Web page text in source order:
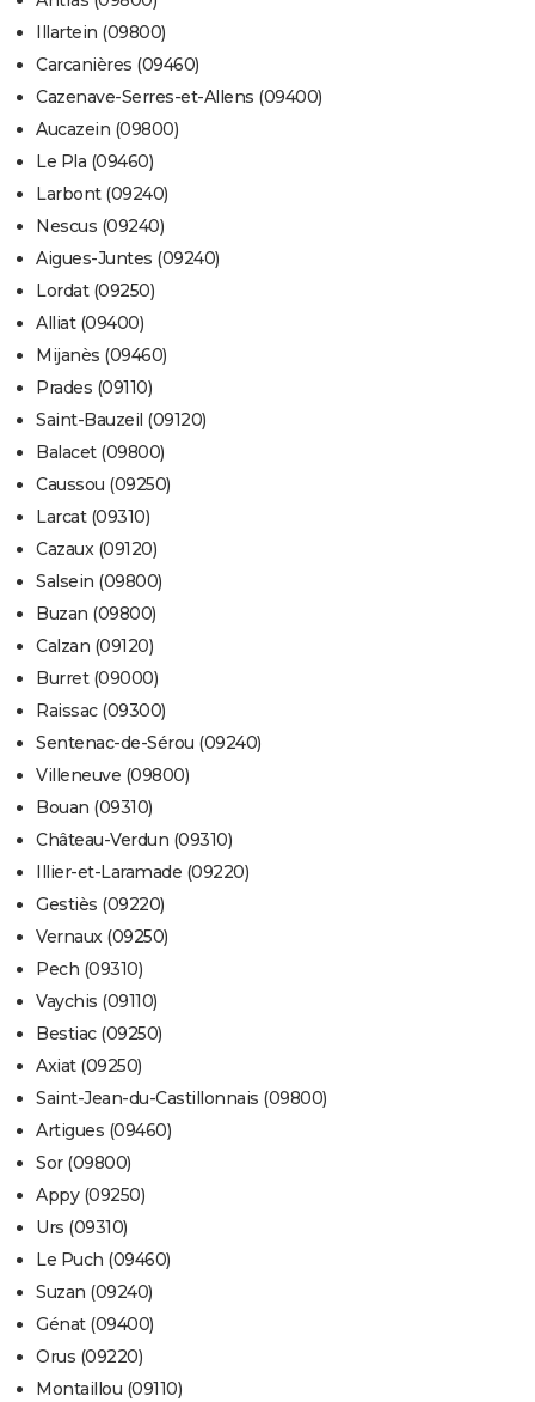
Illartein (09800)
Carcanières (09460)
Cazenave-Serres-et-Allens (09400)
Aucazein (09800)
Le Pla (09460)
Larbont (09240)
Nescus (09240)
Aigues-Juntes (09240)
Lordat (09250)
Alliat (09400)
Mijanès (09460)
Prades (09110)
Saint-Bauzeil (09120)
Balacet (09800)
Caussou (09250)
Larcat (09310)
Cazaux (09120)
Salsein (09800)
Buzan (09800)
Calzan (09120)
Burret (09000)
Raissac (09300)
Sentenac-de-Sérou (09240)
Villeneuve (09800)
Bouan (09310)
Château-Verdun (09310)
Illier-et-Laramade (09220)
Gestiès (09220)
Vernaux (09250)
Pech (09310)
Vaychis (09110)
Bestiac (09250)
Axiat (09250)
Saint-Jean-du-Castillonnais (09800)
Artigues (09460)
Sor (09800)
Appy (09250)
Urs (09310)
Le Puch (09460)
Suzan (09240)
Génat (09400)
Orus (09220)
Montaillou (09110)